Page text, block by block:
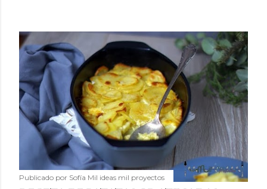
Publicado por Sofía Mil ideas mil proyectos